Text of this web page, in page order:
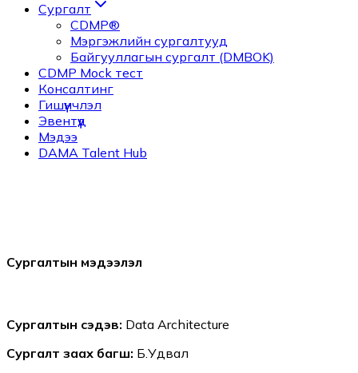
Сургалт
CDMP®
Мэргэжлийн сургалтууд
Байгууллагын сургалт (DMBOK)
CDMP Mock тест
Консалтинг
Гишүүнчлэл
Эвентүүд
Мэдээ
DAMA Talent Hub
Сургалтын мэдээлэл
Сургалтын сэдэв: Data Architecture
Сургалт заах багш: Б.Удвал